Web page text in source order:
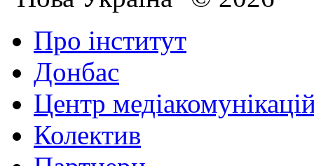
Про інститут
Донбас
Центр
Колектив